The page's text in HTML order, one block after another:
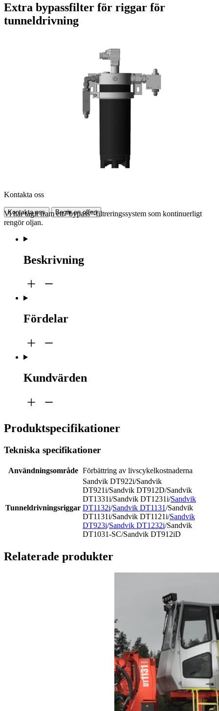
Extra bypassfilter för riggar för
tunneldrivning
Kontakta oss
Kontakta oss Begär en offert
Vi har tagit fram ett ”bypass”-filtreringssystem som kontinuerligt
rengör oljan.
Beskrivning
Fördelar
Kundvärden
Produktspecifikationer
Tekniska specifikationer
Användningsområde Förbättring av livscykelkostnaderna
Tunneldrivningsriggar
Sandvik DT922i/Sandvik
DT921i/Sandvik DT912D/Sandvik
DT1331i/Sandvik DT1231i/Sandvik
DT1132i/Sandvik DT1131/Sandvik
DT1131i/Sandvik DT1121i/Sandvik
DT923i/Sandvik DT1232i/Sandvik
DT1031-SC/Sandvik DT912iD
Relaterade produkter